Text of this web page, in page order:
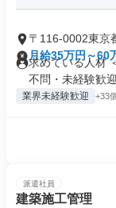
〒116-0002東京
月給35万円～60
求めている人材
不問・未経験歓
業界未経験歓迎 +33
派遣社員
建築施工管理